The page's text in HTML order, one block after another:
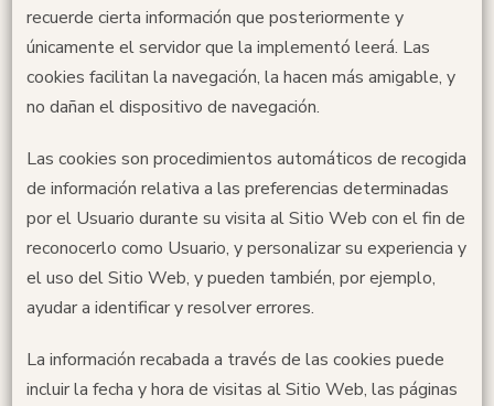
recuerde cierta información que posteriormente y
únicamente el servidor que la implementó leerá. Las
cookies facilitan la navegación, la hacen más amigable, y
no dañan el dispositivo de navegación.
Las cookies son procedimientos automáticos de recogida
de información relativa a las preferencias determinadas
por el Usuario durante su visita al Sitio Web con el fin de
reconocerlo como Usuario, y personalizar su experiencia y
el uso del Sitio Web, y pueden también, por ejemplo,
ayudar a identificar y resolver errores.
La información recabada a través de las cookies puede
incluir la fecha y hora de visitas al Sitio Web, las páginas